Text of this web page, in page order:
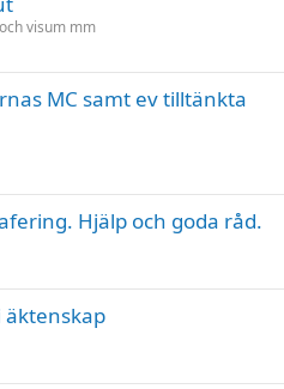
visum mm
MC samt ev tilltänkta
Hjälp och goda råd.
äktenskap